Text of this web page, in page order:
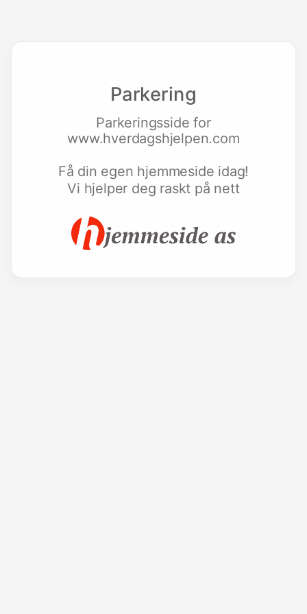
Parkering
Parkeringsside for
www.hverdagshjelpen.com
Få din egen hjemmeside idag!
Vi hjelper deg raskt på nett